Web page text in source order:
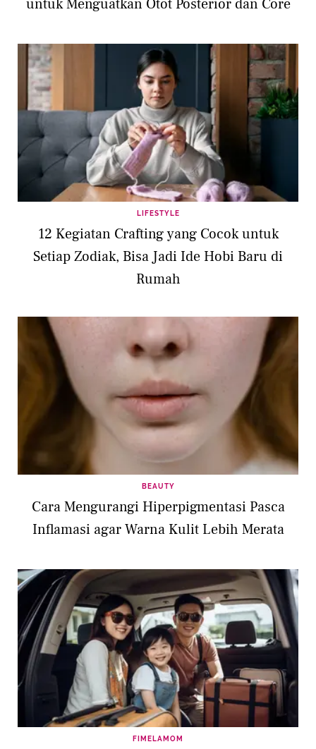
untuk Menguatkan Otot Posterior dan Core
LIFESTYLE
12 Kegiatan Crafting yang Cocok untuk
Setiap Zodiak, Bisa Jadi Ide Hobi Baru di
Rumah
BEAUTY
Cara Mengurangi Hiperpigmentasi Pasca
Inflamasi agar Warna Kulit Lebih Merata
FIMELAMOM